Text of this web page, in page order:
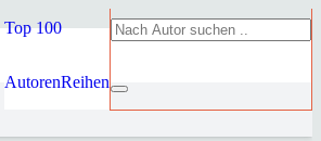
Top 100
AutorenReihen